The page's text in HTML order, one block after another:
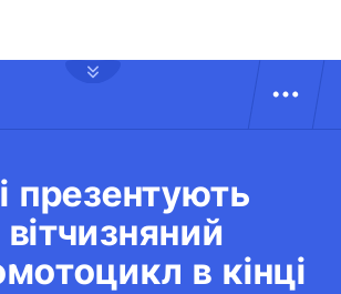
презентують
в кінці